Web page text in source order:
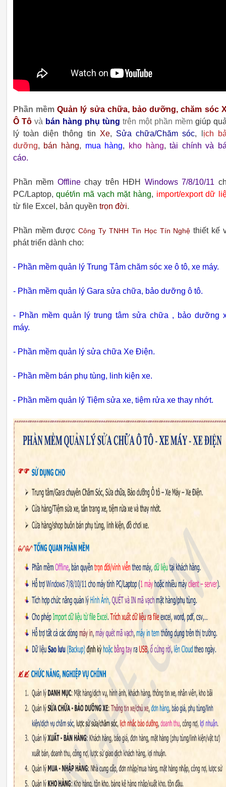
Phần mềmQuản lý sửa chữa, bảo dưỡng, chăm sóc
Ô Tô và bán hàng phụ tùng trên một phần mềm giúp
lý toàn diện thông tin Xe, Sửa chữa/Chăm sóc,
ịch
dưỡng, bán hàng, mua hàng, kho hàng, tài chính và
cáo.
Phần mềm Offlinechạy trên HĐH Windows 7/8/10/11
PC/Laptop,quét/in mã vạch mặt hàng, import/export dữ
từ file Excel , bản quyền trọn đời.
Phần mềm đượcCông Ty TNHH Tin Học Tín Nghệ thiết kế
phát triển dành cho:
- Phần mềm quản lý Trung Tâm chăm sóc xe ô tô, xe máy.
- Phần mềm quản lý Gara sửa chữa, bảo dưỡng ô tô.
- Phần mềm quản lý trung tâm sửa chữa , bảo dưỡng
máy.
- Phần mềm quản lý sửa chữa Xe Điện.
- Phần mềm bán phụ tùng, linh kiện xe.
- Phần mềm quản lý Tiệm sửa xe, tiệm rửa xe thay nhớt.